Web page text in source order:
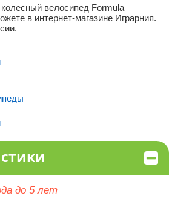
велосипед Formula
в интернет-магазине Играрния.
до 5 лет